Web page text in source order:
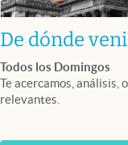
De dónde
Todos los Domingos
Te acercamos, análisis,
relevantes.